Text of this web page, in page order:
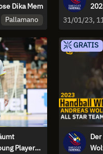
Dika Mem
Pallamano 31/01/23,
Player
GRATIS